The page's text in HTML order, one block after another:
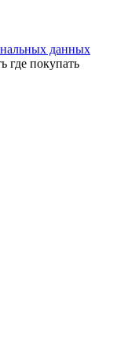
данных
где покупать